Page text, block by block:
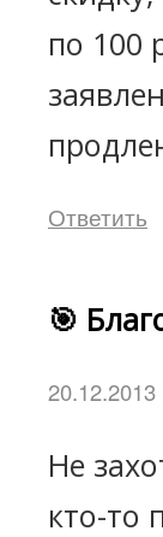
по 100
Ответить
🎯
20.12.2013
Не
кто-то